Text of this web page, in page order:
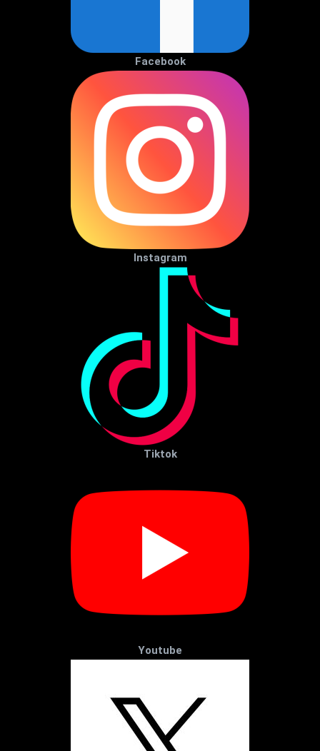
Facebook
Instagram
Tiktok
Youtube